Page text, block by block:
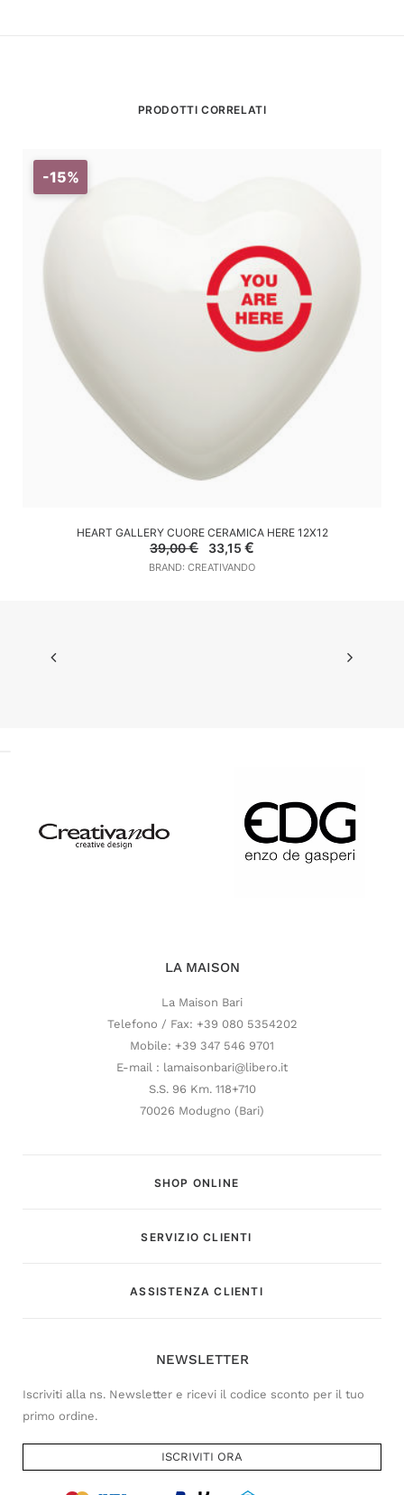
PRODOTTI CORRELATI
-15%
AGGIUNGI AL CARRELLO
HEART GALLERY CUORE CERAMICA HERE 12X12
39,00€
Il
prezzo
originale
33,15 €Il
attuale
BRAND: CREATIVANDO
LA MAISON
La Maison Bari
Telefono / Fax: +39 080 5354202
Mobile: +39 347 546 9701
E-mail : lamaisonbari@libero.it
S.S. 96 Km. 118+710
70026 Modugno (Bari)
SHOP ONLINE
SERVIZIO CLIENTI
ASSISTENZA CLIENTI
NEWSLETTER
Iscriviti alla ns. Newsletter e ricevi il codice sconto per il tuo
primo ordine.
ISCRIVITI ORA
Customer Service